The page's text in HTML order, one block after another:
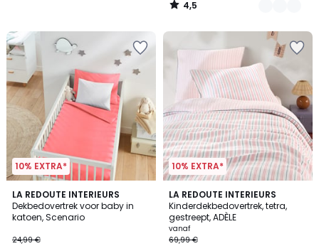
4,5
/
10% EXTRA*
LA REDOUTE INTERIEURS
Dekbedovertrek voor baby in
katoen, Scenario
24,99 €
3
/
5
10% EXTRA*
LA REDOUTE INTERIEURS
Kinderdekbedovertrek, tetra,
gestreept, ADÈLE
vanaf
69,99 €